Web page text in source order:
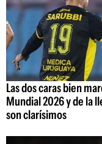
Las dos caras bien
Mundial 2026 y de la
son clarísimos